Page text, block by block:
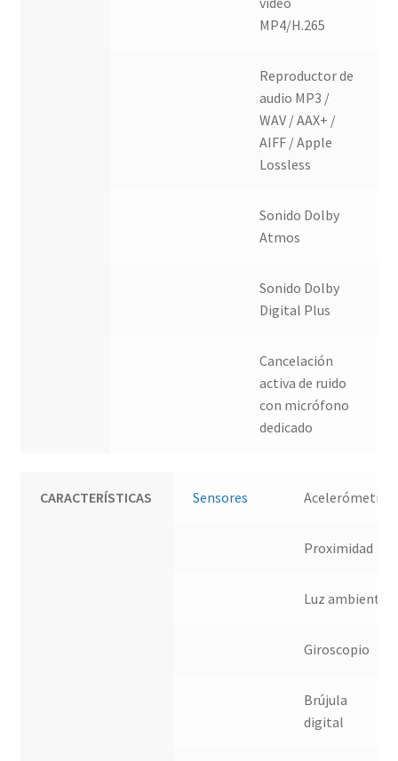
MP4/H.265
Reproductor de
audio MP3 /
WAV / AAX+ /
AIFF / Apple
Lossless
Sonido Dolby
Atmos
Sonido Dolby
Digital Plus
Cancelación
activa de ruido
con micrófono
dedicado
CARACTERÍSTICAS Sensores Acelerómetro
Proximidad
Luz ambiente
Giroscopio
Brújula
digital